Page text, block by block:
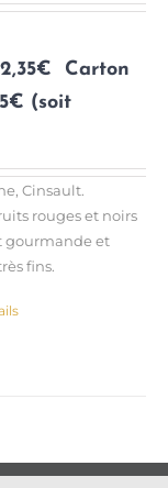
Carton
(soit
Cinsault.
rouges et noirs
gourmande et
fins.